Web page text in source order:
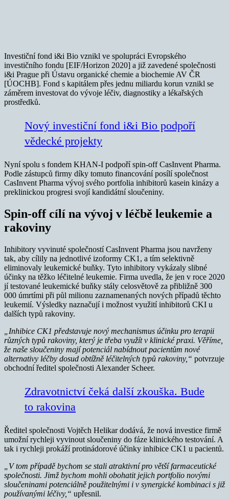
Investiční fond i&i Bio vznikl ve spolupráci Evropského
investičního fondu [EIF/Horizon 2020] a již zavedené společnosti
i&i Prague při Ústavu organické chemie a biochemie AV ČR
[ÚOCHB]. Fond s kapitálem přes jednu miliardu korun vznikl se
záměrem investovat do vývoje léčiv, diagnostiky a lékařských
prostředků.
Nový investiční fond i&i Bio podpoří
vědecké projekty
Nyní spolu s fondem KHAN-I podpoří spin-off CasInvent Pharma.
Podle zástupců firmy díky tomuto financování posílí společnost
CasInvent Pharma vývoj svého portfolia inhibitorů kasein kinázy a
preklinickou progresi svojí kandidátní sloučeniny.
Spin-off cílí na vývoj v léčbě leukemie a
rakoviny
Inhibitory vyvinuté společností CasInvent Pharma jsou navrženy
tak, aby cílily na jednotlivé izoformy CK1, a tím selektivně
eliminovaly leukemické buňky. Tyto inhibitory vykázaly slibné
účinky na těžko léčitelné leukemie. Firma uvedla, že jen v roce 2020
jí testované leukemické buňky stály celosvětově za přibližně 300
000 úmrtími při půl milionu zaznamenaných nových případů těchto
leukemií. Výsledky naznačují i možnost využití inhibitorů CKI u
dalších typů rakoviny.
„Inhibice CK1 představuje nový mechanismus účinku pro terapii
různých typů rakoviny, který je třeba využít v klinické praxi. Věříme,
že naše sloučeniny mají potenciál nabídnout pacientům nové
alternativy léčby dosud obtížně léčitelných typů rakoviny,“ potvrzuje
obchodní ředitel společnosti Alexander Scheer.
Zdravotnictví čeká další zkouška. Bude
to rakovina
Ředitel společnosti Vojtěch Helikar dodává, že nová investice firmě
umožní rychleji vyvinout sloučeniny do fáze klinického testování. A
tak i rychleji prokáží protinádorové účinky inhibice CK1 u pacientů.
„V tom případě bychom se stali atraktivní pro větší farmaceutické
společnosti. Jimž bychom mohli obohatit jejich portfolio novými
sloučeninami potenciálně použitelnými i v synergické kombinaci s již
používanými léčivy,“ upřesnil.